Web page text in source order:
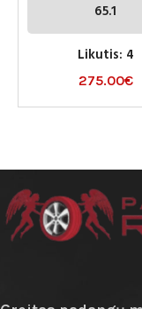
65.1
Likutis: 4
275.00€